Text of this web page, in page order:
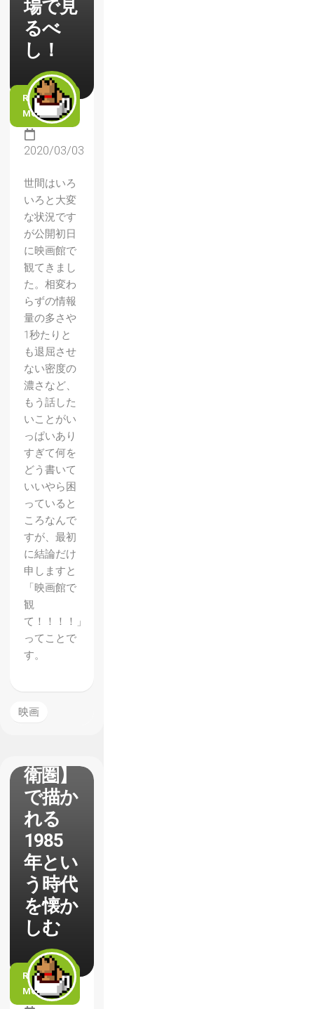
場で見
るべ
し！
READ
MORE
2020/03/03
世間はいろ
いろと大変
な状況です
が公開初日
に映画館で
観てきまし
た。相変わ
らずの情報
量の多さや
1秒たりと
も退屈させ
ない密度の
濃さなど、
もう話した
いことがい
っぱいあり
すぎて何を
どう書いて
いいやら困
っていると
ころなんで
すが、最初
に結論だけ
申しますと
「映画館で
観
て！！！！」
ってことで
す。
映画
衛圏】
で描か
れる
1985
年とい
う時代
を懐か
しむ
READ
MORE